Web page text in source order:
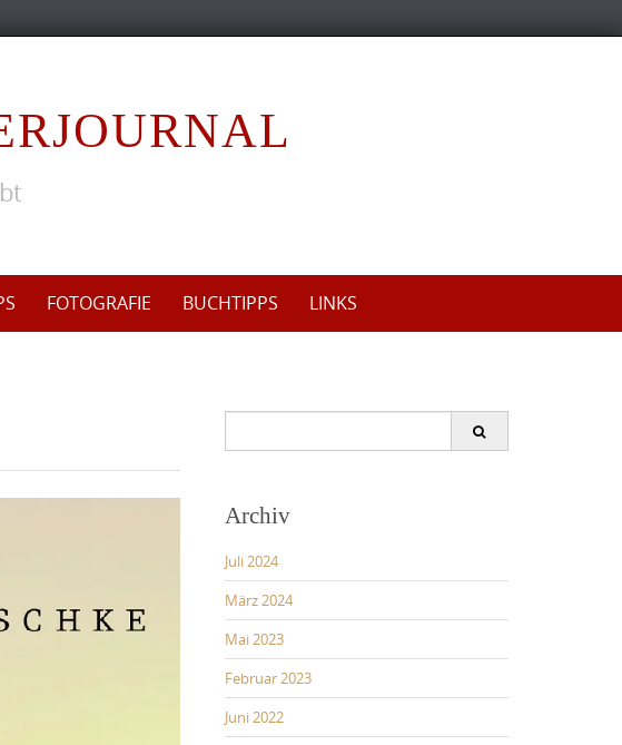
FOTOGRAFIE BUCHTIPPS LINKS
c
f
o
r
:
Archiv
Juli 2024
März 2024
Mai 2023
Februar 2023
Juni 2022